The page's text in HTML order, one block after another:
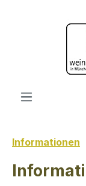
Zum Hauptinhalt
Informationen